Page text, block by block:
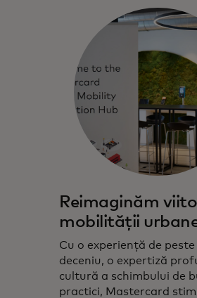
Reimaginăm
mobilității
Cu o experiență de peste
deceniu, o expertiză
cultură a schimbului de
practici, Mastercard